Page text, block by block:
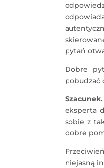
pytań
Dobre
pobudzać
Szacunek.
eksperta
sobie z
dobre
niejasną